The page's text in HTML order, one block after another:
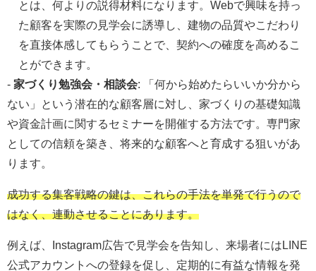
とは、何よりの説得材料になります。Webで興味を持っ
た顧客を実際の見学会に誘導し、建物の品質やこだわり
を直接体感してもらうことで、契約への確度を高めるこ
とができます。
- 家づくり勉強会・相談会: 「何から始めたらいいか分から
ない」という潜在的な顧客層に対し、家づくりの基礎知識
や資金計画に関するセミナーを開催する方法です。専門家
としての信頼を築き、将来的な顧客へと育成する狙いがあ
ります。
成功する集客戦略の鍵は、これらの手法を単発で行うので
はなく、連動させることにあります。
例えば、Instagram広告で見学会を告知し、来場者にはLINE
公式アカウントへの登録を促し、定期的に有益な情報を発